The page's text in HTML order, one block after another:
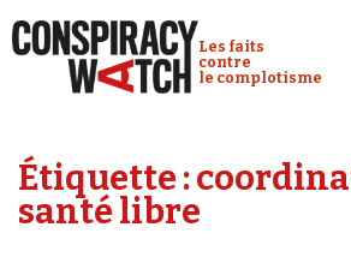
Conspiracy Watch :
Les faits
contre
le complotisme
Analyses
Étiquette :
santé libre